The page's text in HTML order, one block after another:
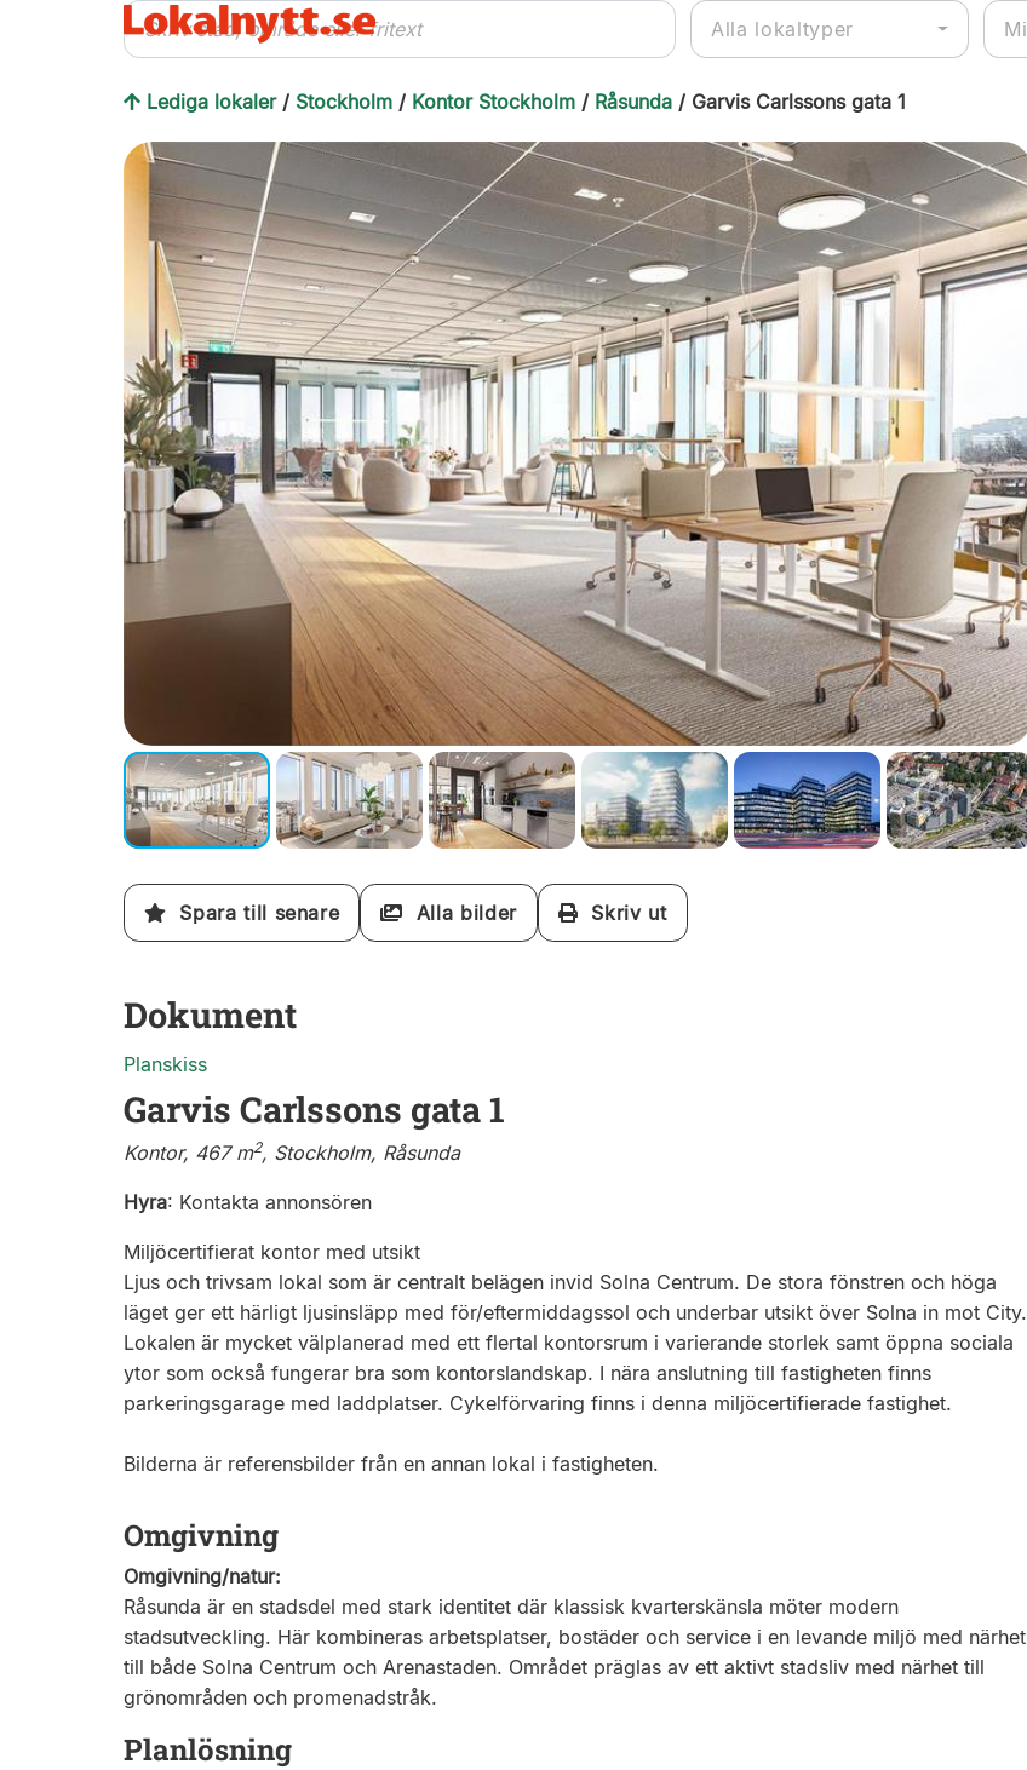
Alla lokaltyper
Lediga lokaler / Stockholm / Kontor Stockholm / Råsunda / Garvis Carlssons gata 1
Spara till senare Alla bilder Skriv ut
Dokument
Planskiss
Garvis Carlssons gata 1
Kontor, 467 m2, Stockholm, Råsunda
Hyra: Kontakta annonsören
Miljöcertifierat kontor med utsikt
Ljus och trivsam lokal som är centralt belägen invid Solna Centrum. De stora fönstren och höga
läget ger ett härligt ljusinsläpp med för/eftermiddagssol och underbar utsikt över Solna in mot City.
Lokalen är mycket välplanerad med ett flertal kontorsrum i varierande storlek samt öppna sociala
ytor som också fungerar bra som kontorslandskap. I nära anslutning till fastigheten finns
parkeringsgarage med laddplatser. Cykelförvaring finns i denna miljöcertifierade fastighet.
Bilderna är referensbilder från en annan lokal i fastigheten.
Omgivning
Omgivning/natur:
Råsunda är en stadsdel med stark identitet där klassisk kvarterskänsla möter modern
stadsutveckling. Här kombineras arbetsplatser, bostäder och service i en levande miljö med närhet
till både Solna Centrum och Arenastaden. Området präglas av ett aktivt stadsliv med närhet till
grönområden och promenadstråk.
Planlösning